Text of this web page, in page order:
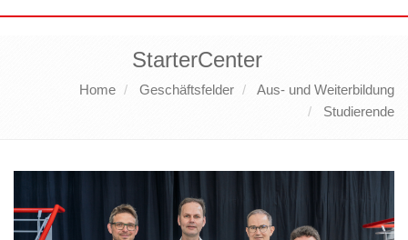
StarterCenter
Home Geschäftsfelder
Aus- und Weiterbildung
Studierende